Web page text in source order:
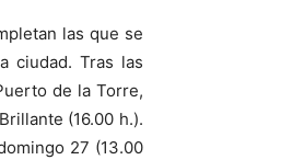
las que se
ciudad. Tras las
de la Torre,
(16.00 h.).
27 (13.00